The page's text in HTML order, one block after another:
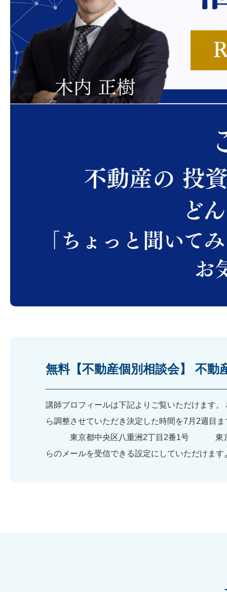
無料【不動産個別相談会】 不
講師プロフィールは下記よりご覧いただけま
ら調整させていただき決定した時間を7月2週
東京都中央区八重洲2丁目2番1号 東京ミッ
らのメールを受信できる設定にしていただけま